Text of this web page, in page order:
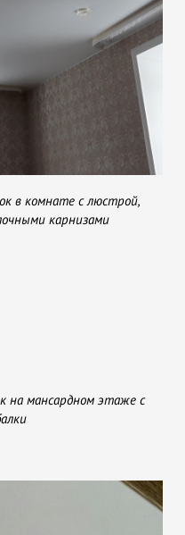
в комнате с люстрой,
карнизами
на мансардном этаже с